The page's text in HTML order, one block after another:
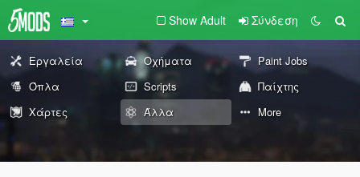
Show Adult Σύνδεση
Εργαλεία Οχήματα
Paint Jobs
Όπλα
Scripts
Παίχτης
Χάρτες
Άλλα More